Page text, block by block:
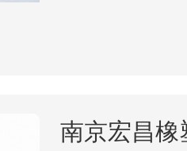
南京宏昌橡